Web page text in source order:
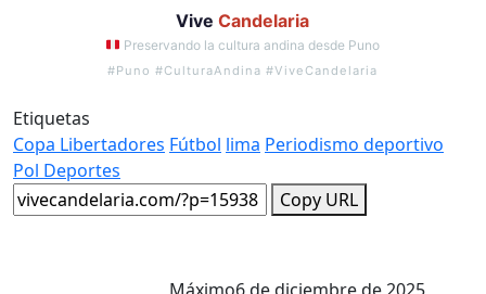
ViveCandelaria
Preservando la cultura andina desde Puno
#Puno #CulturaAndina #ViveCandelaria
Etiquetas
Copa Libertadores Fútbol lima Periodismo deportivo
Pol Deportes
Copy URL